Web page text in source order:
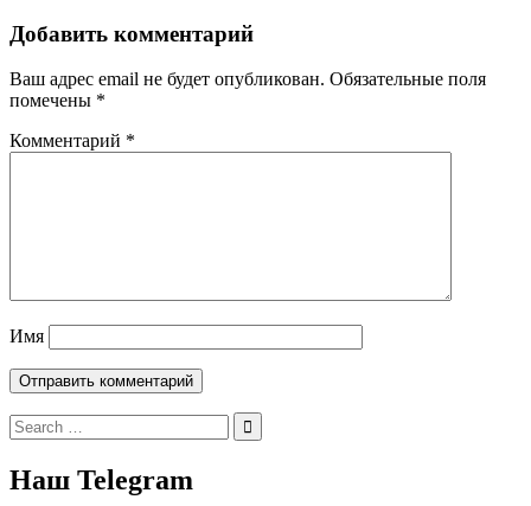
Добавить комментарий
Ваш адрес email не будет опубликован. Обязательные поля
помечены *
Комментарий *
Имя
Search
for:
Наш Telegram